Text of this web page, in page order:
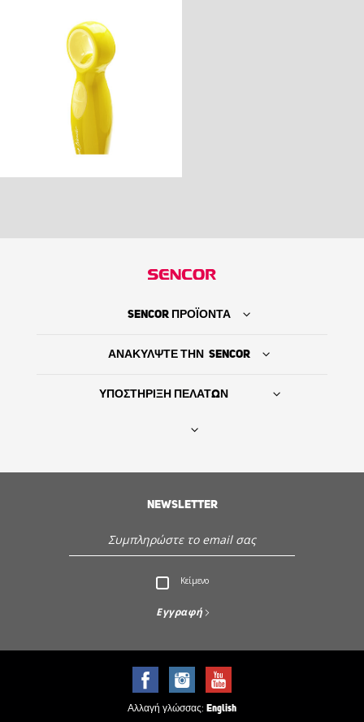
Εξυπηρέτηση - Υποστήριξη πελατών
SENCOR ΠΡΟΪΟΝΤΑ
ΑΝΑΚΥΛΨΤΕ ΤΗΝ SENCOR
ΥΠΟΣΤΗΡΙΞΗ ΠΕΛΑΤΩΝ
NEWSLETTER
Κείμενο
Εγγραφή
Αλλαγή γλώσσας: English